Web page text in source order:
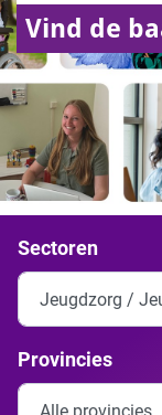
Vind de
Sectoren
Provincies